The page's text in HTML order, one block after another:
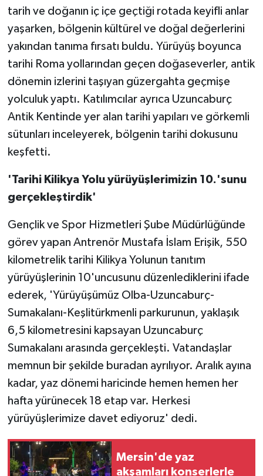
tarih ve doğanın iç içe geçtiği rotada keyifli anlar
yaşarken, bölgenin kültürel ve doğal değerlerini
yakından tanıma fırsatı buldu. Yürüyüş boyunca
tarihi Roma yollarından geçen doğaseverler, antik
dönemin izlerini taşıyan güzergahta geçmişe
yolculuk yaptı. Katılımcılar ayrıca Uzuncaburç
Antik Kentinde yer alan tarihi yapıları ve görkemli
sütunları inceleyerek, bölgenin tarihi dokusunu
keşfetti.
'Tarihi Kilikya Yolu yürüyüşlerimizin 10.'sunu
gerçekleştirdik'
Gençlik ve Spor Hizmetleri Şube Müdürlüğünde
görev yapan Antrenör Mustafa İslam Erişik, 550
kilometrelik tarihi Kilikya Yolunun tanıtım
yürüyüşlerinin 10'uncusunu düzenlediklerini ifade
ederek, 'Yürüyüşümüz Olba-Uzuncaburç-
Sumakalanı-Keşlitürkmenli parkurunun, yaklaşık
6,5 kilometresini kapsayan Uzuncaburç
Sumakalanı arasında gerçekleşti. Vatandaşlar
memnun bir şekilde buradan ayrılıyor. Aralık ayına
kadar, yaz dönemi haricinde hemen hemen her
hafta yürünecek 18 etap var. Herkesi
yürüyüşlerimize davet ediyoruz' dedi.
Mersin'de yaz
akşamları konserlerle